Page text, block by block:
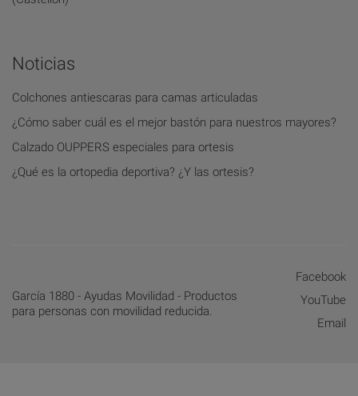
Noticias
Colchones antiescaras para camas articuladas
¿Cómo saber cuál es el mejor bastón para nuestros mayores?
Calzado OUPPERS especiales para ortesis
¿Qué es la ortopedia deportiva? ¿Y las ortesis?
Facebook
YouTube
Email
García 1880 - Ayudas Movilidad - Productos
para personas con movilidad reducida.